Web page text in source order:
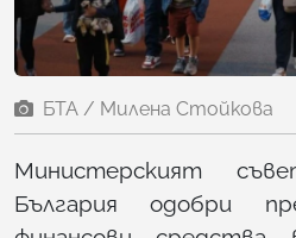
БТА / Милена Стойкова
Министерският
България одобри